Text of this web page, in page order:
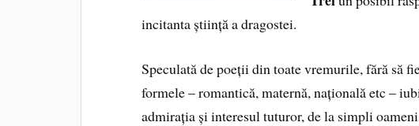
incitanta știință a dragostei.
Speculată de poeții din toate vremurile, fără să
formele – romantică, maternă, națională etc –
admirația și interesul tuturor, de la simpli